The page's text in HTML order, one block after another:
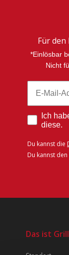
Für den
*Einlösbar
Nicht
Email
Ich
diese.
Du kannst die
Du kannst
Das ist